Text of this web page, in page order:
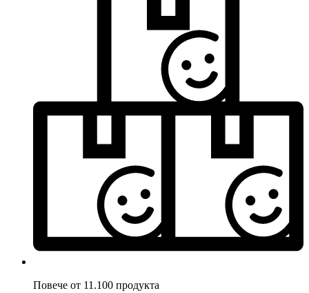
Повече от 11.100 продукта